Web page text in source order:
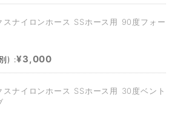
スナイロンホース SSホース用 90度フォー
) :¥3,000
スナイロンホース SSホース用 30度ベント